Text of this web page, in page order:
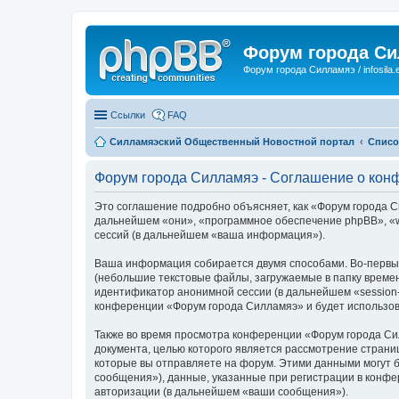
Форум города
Форум города Силламяэ /
Ссылки FAQ
Силламяэский Общественный Новостной портал
Форум города Силламяэ - Соглашение о
Это соглашение подробно объясняет, как «Форум
дальнейшем «они», «программное обеспечение phpBB»,
сессий (в дальнейшем «ваша информация»).
Ваша информация собирается двумя способами. Во-
(небольшие текстовые файлы, загружаемые в папку
идентификатор анонимной сессии (в дальнейшем
конференции «Форум города Силламяэ» и будет
Также во время просмотра конференции «Форум города
документа, целью которого является рассмотрение
которые вы отправляете на форум. Этими данными
сообщения»), данные, указанные при регистрации в
авторизации (в дальнейшем «ваши сообщения»).